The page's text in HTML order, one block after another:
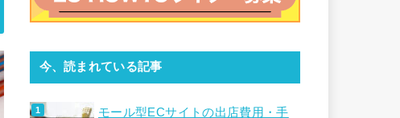
今、読まれている記事
モール型ECサイトの出店費用・手